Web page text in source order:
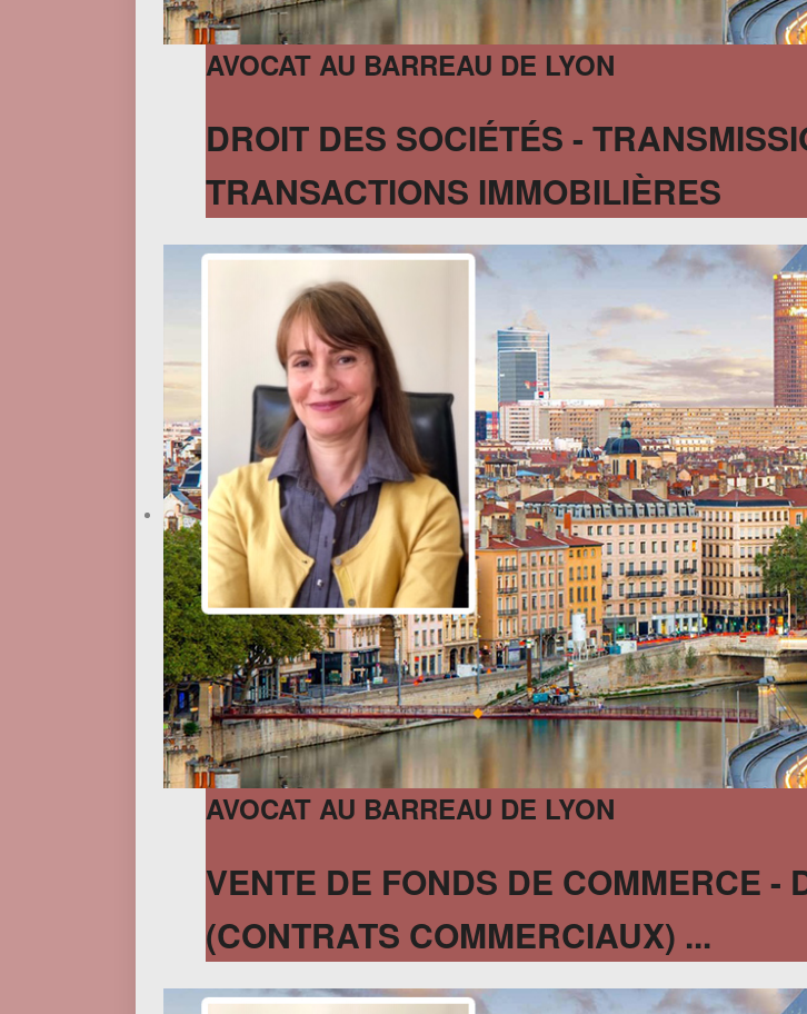
AVOCAT AU BARREAU DE LYON
DROIT DES SOCIÉTÉS -
TRANSACTIONS IMMOBILIÈRES
AVOCAT AU BARREAU DE LYON
VENTE DE FONDS DE COMMERCE -
(CONTRATS COMMERCIAUX) ...